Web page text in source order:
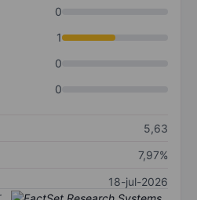
0
1
0
0
5,63
7,97%
18-jul-2026